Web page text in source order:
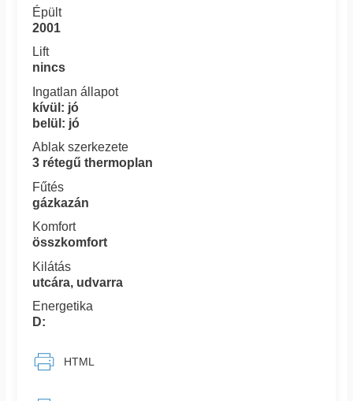
Épült
2001
Lift
nincs
Ingatlan állapot
kívül: jó
belül: jó
Ablak szerkezete
3 rétegű thermoplan
Fűtés
gázkazán
Komfort
összkomfort
Kilátás
utcára, udvarra
Energetika
D:
HTML